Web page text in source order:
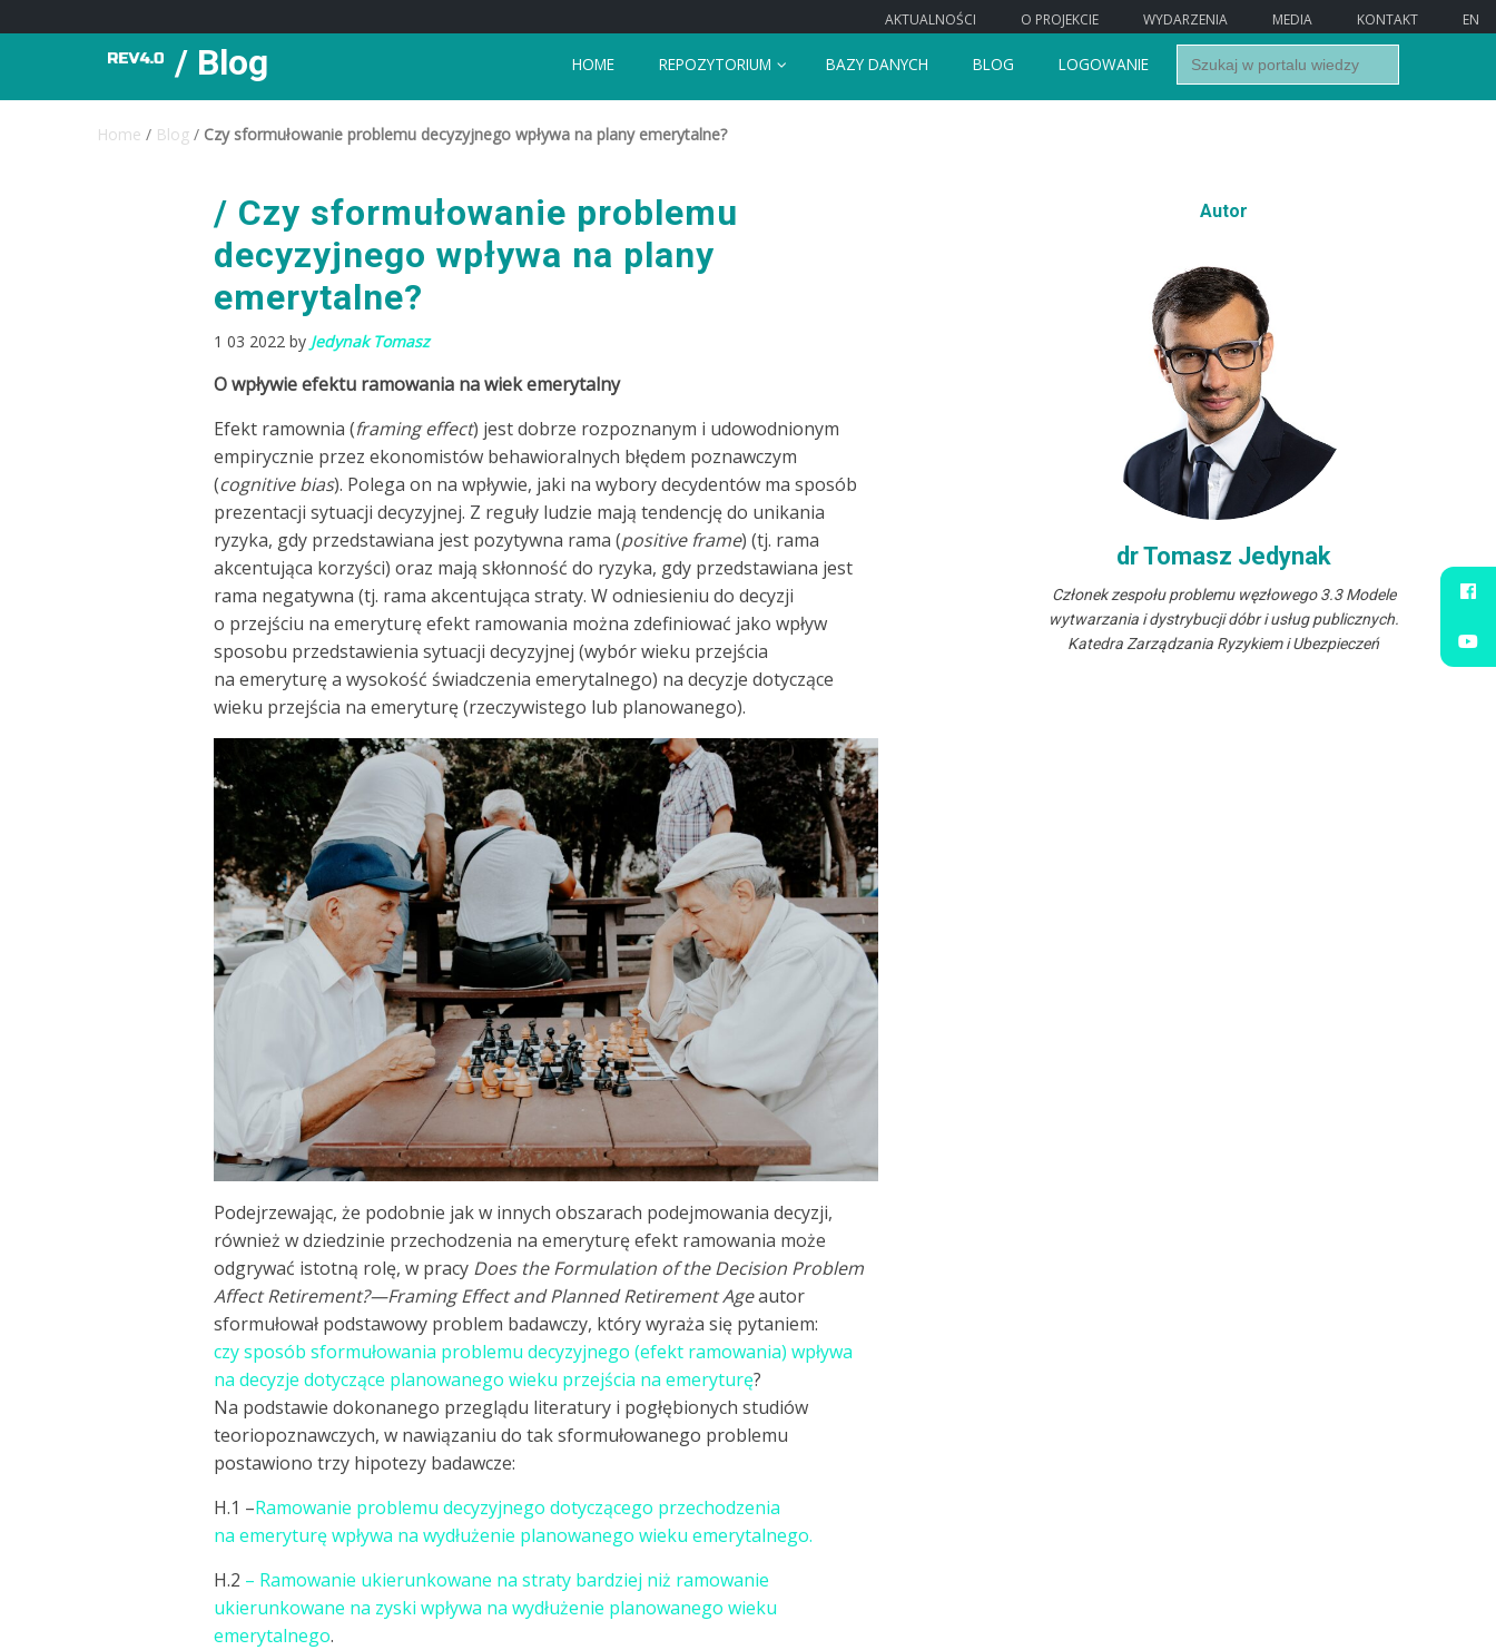
/ Blog
AKTUALNOŚCI O PROJEKCIE WYDARZENIA MEDIA KONTAKT EN
HOME REPOZYTORIUM BAZY DANYCH BLOG LOGOWANIE Search
for:
Home / Blog / Czy sformułowanie problemu decyzyjnego wpływa na plany emerytalne?
Autor
dr Tomasz Jedynak
Członek zespołu problemu węzłowego 3.3 Modele
wytwarzania i dystrybucji dóbr i usług publicznych.
Katedra Zarządzania Ryzykiem i Ubezpieczeń
Czy sformułowanie problemu
decyzyjnego wpływa na plany
emerytalne?
1 03 2022 by Jedynak Tomasz
O wpływie efektu ramowania na wiek emerytalny
Efekt ramownia (framing effect) jest dobrze rozpoznanym i udowodnionym
empirycznie przez ekonomistów behawioralnych błędem poznawczym
(cognitive bias). Polega on na wpływie, jaki na wybory decydentów ma sposób
prezentacji sytuacji decyzyjnej. Z reguły ludzie mają tendencję do unikania
ryzyka, gdy przedstawiana jest pozytywna rama (positive frame) (tj. rama
akcentująca korzyści) oraz mają skłonność do ryzyka, gdy przedstawiana jest
rama negatywna (tj. rama akcentująca straty. W odniesieniu do decyzji
o przejściu na emeryturę efekt ramowania można zdefiniować jako wpływ
sposobu przedstawienia sytuacji decyzyjnej (wybór wieku przejścia
na emeryturę a wysokość świadczenia emerytalnego) na decyzje dotyczące
wieku przejścia na emeryturę (rzeczywistego lub planowanego).
Podejrzewając, że podobnie jak w innych obszarach podejmowania decyzji,
również w dziedzinie przechodzenia na emeryturę efekt ramowania może
odgrywać istotną rolę, w pracy Does the Formulation of the Decision Problem
Affect Retirement?—Framing Effect and Planned Retirement Ageautor
sformułował podstawowy problem badawczy, który wyraża się pytaniem:
czy sposób sformułowania problemu decyzyjnego (efekt ramowania) wpływa
na decyzje dotyczące planowanego wieku przejścia na emeryturę?
Na podstawie dokonanego przeglądu literatury i pogłębionych studiów
teoriopoznawczych, w nawiązaniu do tak sformułowanego problemu
postawiono trzy hipotezy badawcze:
H.1 –Ramowanie problemu decyzyjnego dotyczącego przechodzenia
na emeryturę wpływa na wydłużenie planowanego wieku emerytalnego.
H.2 – Ramowanie ukierunkowane na straty bardziej niż ramowanie
ukierunkowane na zyski wpływa na wydłużenie planowanego wieku
emerytalnego.